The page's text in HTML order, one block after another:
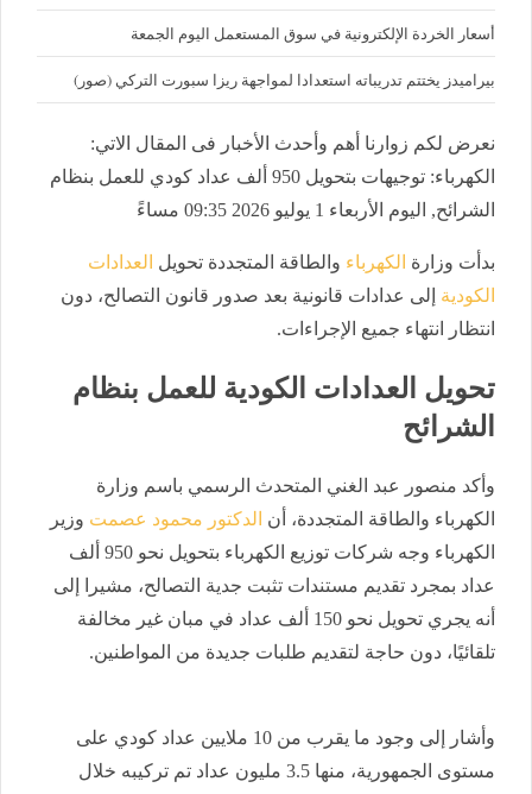
أسعار الخردة الإلكترونية في سوق المستعمل اليوم الجمعة
بيراميدز يختتم تدريباته استعدادا لمواجهة ريزا سبورت التركي (صور)
نعرض لكم زوارنا أهم وأحدث الأخبار فى المقال الاتي:
الكهرباء: توجيهات بتحويل 950 ألف عداد كودي للعمل بنظام
الشرائح, اليوم الأربعاء 1 يوليو 2026 09:35 مساءً
بدأت وزارة الكهرباء والطاقة المتجددة تحويل العدادات
الكودية إلى عدادات قانونية بعد صدور قانون التصالح، دون
انتظار انتهاء جميع الإجراءات.
تحويل العدادات الكودية للعمل بنظام
الشرائح
وأكد منصور عبد الغني المتحدث الرسمي باسم وزارة
الكهرباء والطاقة المتجددة، أن الدكتور محمود عصمت وزير
الكهرباء وجه شركات توزيع الكهرباء بتحويل نحو 950 ألف
عداد بمجرد تقديم مستندات تثبت جدية التصالح، مشيرا إلى
أنه يجري تحويل نحو 150 ألف عداد في مبان غير مخالفة
تلقائيًا، دون حاجة لتقديم طلبات جديدة من المواطنين.
وأشار إلى وجود ما يقرب من 10 ملايين عداد كودي على
مستوى الجمهورية، منها 3.5 مليون عداد تم تركيبه خلال